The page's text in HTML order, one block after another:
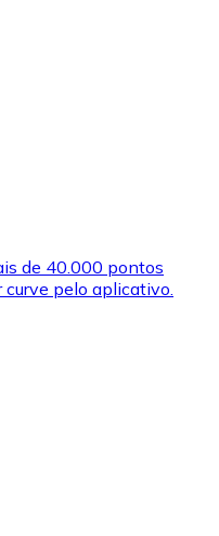
suas marcas favoritas
de 40.000 pontos
pelo aplicativo.